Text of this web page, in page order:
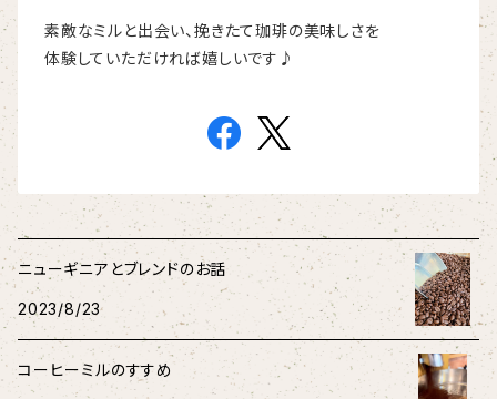
素敵なミルと出会い、挽きたて珈琲の美味しさを
体験していただければ嬉しいです♪
ニューギニアとブレンドのお話
2023/8/23
コーヒーミルのすすめ